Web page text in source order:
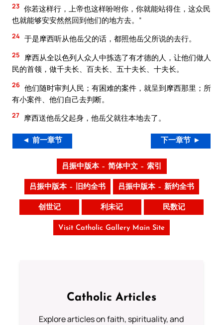
23 你若这样行，上帝也这样吩咐你，你就能站得住，这众民
也就能够安安然然回到他们的地方去。”
24 于是摩西听从他岳父的话，都照他岳父所说的去行。
25
摩西从全以色列人众人中拣选了有才德的人，让他们做人
民的首领，做千夫长、百夫长、五十夫长、十夫长。
26 他们随时审判人民；有困难的案件，就呈到摩西那里；所
有小案件、他们自己去判断。
27 摩西送他岳父起身，他岳父就往本地去了。
◄ 前一章节 下一章节 ►
吕振中版本 – 简体中文 – 索引
吕振中版本 – 旧约全书 吕振中版本 – 新约全书
创世记 利未记 民数记
Visit Catholic Gallery Main Site
Catholic Articles
Explore articles on faith, spirituality, and